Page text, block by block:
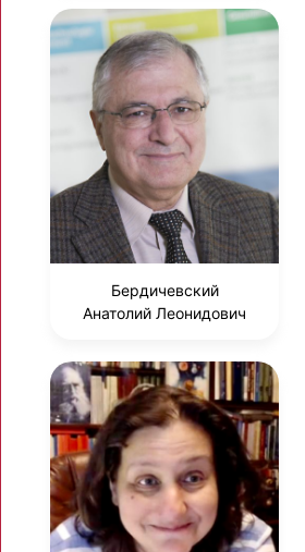
Бердичевский
Анатолий Леонидович